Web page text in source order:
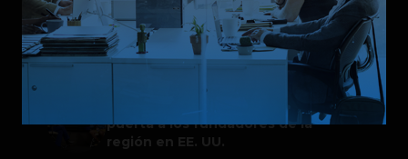
Google permitirá iniciar sesión con
un video de tu rostro
puerta a los fundadores de la
región en EE. UU.